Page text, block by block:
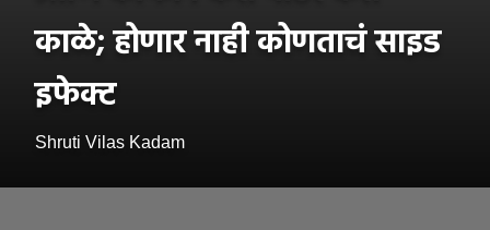
काळे; होणार नाही कोणताचं साइड
इफेक्ट
Shruti Vilas Kadam